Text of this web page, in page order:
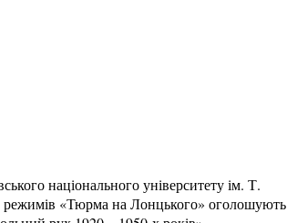
національного університету ім. Т.
«Тюрма на Лонцького» оголошують